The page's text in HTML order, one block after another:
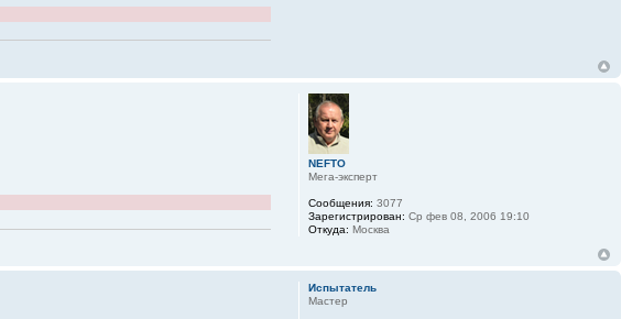
NEFTO
Мега-эксперт
Сообщения: 3077
Зарегистрирован: Ср фев 08, 2006 19:10
Откуда: Москва
Испытатель
Мастер